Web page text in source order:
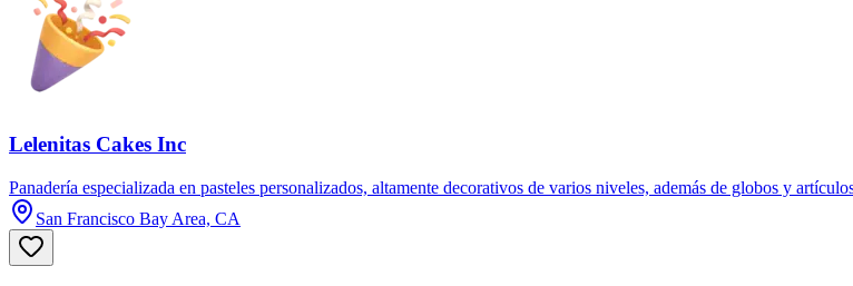
Lelenitas Cakes Inc
Panadería especializada en pasteles personalizados, altamente decorativos de varios niveles, además de globos y
San Francisco Bay Area, CA